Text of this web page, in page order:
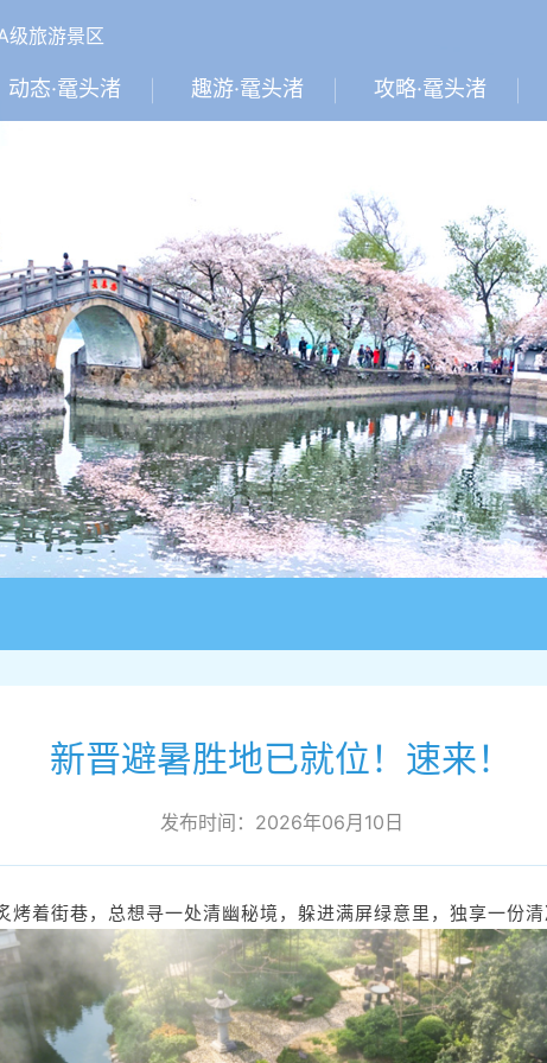
级旅游景区
动态·鼋头渚 趣游·鼋头渚 攻略·鼋头渚
新晋避暑胜地已就位！速来！
发布时间：2026年06月10日
烤着街巷，总想寻一处清幽秘境，躲进满屏绿意里，独享一份